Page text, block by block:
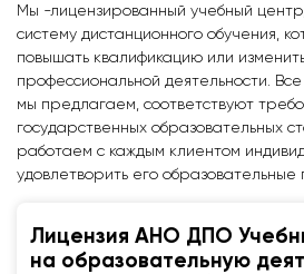
Мы -лицензированный учебный
систему дистанционного обучения,
повышать квалификацию или
профессиональной деятельности.
мы предлагаем, соответствуют
государственных образовательных
работаем с каждым клиентом
удовлетворить его образовательные
Лицензия АНО ДПО
на образовательную